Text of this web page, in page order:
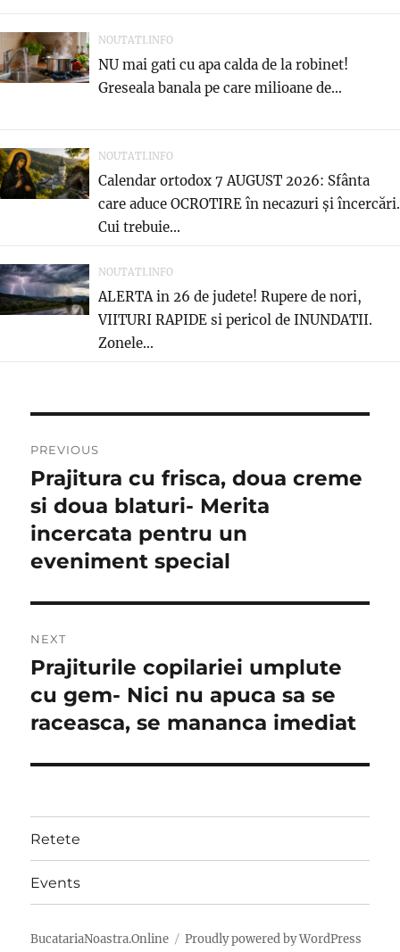
NOUTATI.INFO
NU mai gati cu apa calda de la robinet!
Greseala banala pe care milioane de...
NOUTATI.INFO
Calendar ortodox 7 AUGUST 2026: Sfânta
care aduce OCROTIRE în necazuri și încercări.
Cui trebuie...
NOUTATI.INFO
ALERTA in 26 de judete! Rupere de nori,
VIITURI RAPIDE si pericol de INUNDATII.
Zonele...
navigation
PREVIOUS
Previous
post:
Prajitura cu frisca, doua creme
si doua blaturi- Merita
incercata pentru un
eveniment special
NEXT
Next
post:
Prajiturile copilariei umplute
cu gem- Nici nu apuca sa se
raceasca, se mananca imediat
Retete
Events
BucatariaNoastra.Online Proudly powered by WordPress